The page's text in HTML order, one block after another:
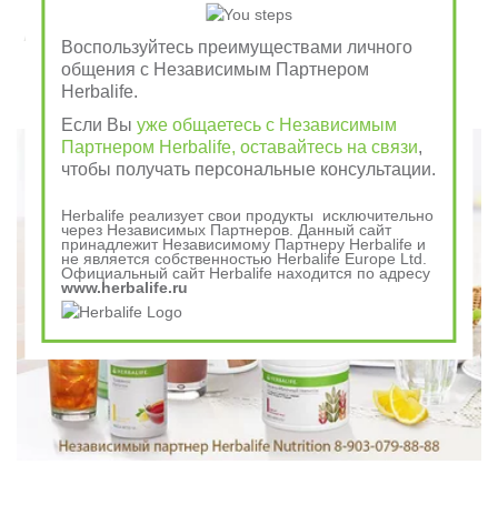
Завтрак съешь сам, обед раздели с другом, ужин
отдай врагу
Говорили в древности
Воспользуйтесь преимуществами личного
общения с Независимым Партнером
Herbalife.
Если Выуже общаетесь с Независимым
Партнером Herbalife, оставайтесь на связи,
чтобы получать персональные консультации.
Herbalife реализует свои продукты исключительно
через Независимых Партнеров. Данный сайт
принадлежит Независимому Партнеру Herbalife и
не является собственностью Herbalife Europe Ltd.
Официальный сайт Herbalife находится по адресу
www.herbalife.ru